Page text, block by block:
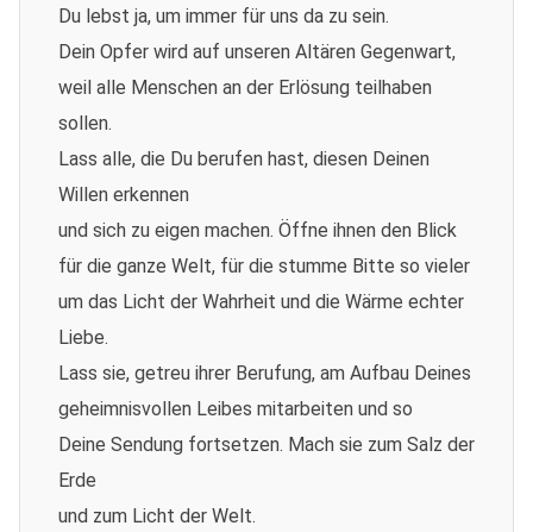
Du lebst ja, um immer für uns da zu sein.
Dein Opfer wird auf unseren Altären Gegenwart,
weil alle Menschen an der Erlösung teilhaben
sollen.
Lass alle, die Du berufen hast, diesen Deinen
Willen erkennen
und sich zu eigen machen. Öffne ihnen den Blick
für die ganze Welt, für die stumme Bitte so vieler
um das Licht der Wahrheit und die Wärme echter
Liebe.
Lass sie, getreu ihrer Berufung, am Aufbau Deines
geheimnisvollen Leibes mitarbeiten und so
Deine Sendung fortsetzen. Mach sie zum Salz der
Erde
und zum Licht der Welt.